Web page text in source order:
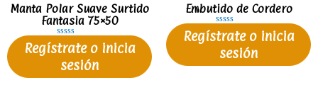
Manta Polar Suave Surtido
Fantasia 75×50
Valorado
en
de
Regístrate o inicia
sesión
Embutido de Cordero
Valorado
en
de
Regístrate o inicia
sesión